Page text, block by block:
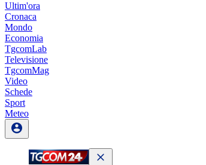
Ultim'ora
Cronaca
Mondo
Economia
TgcomLab
Televisione
TgcomMag
Video
Schede
Sport
Meteo